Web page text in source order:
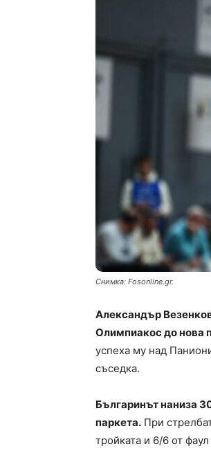
Снимка: Fosonline.gr.
Александър
Олимпиакос до нова
успеха му над
съседка.
Българинът наниза
паркета. При
тройката и 6/6 от